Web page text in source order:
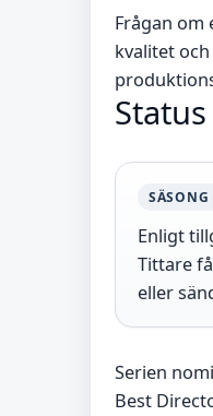
Frågan om
kvalitet
SÄSONG
Enligt
Tittare
eller
Serien
Best